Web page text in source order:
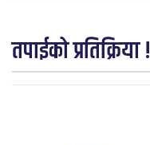
तपाईको प्रतिक्रिया !